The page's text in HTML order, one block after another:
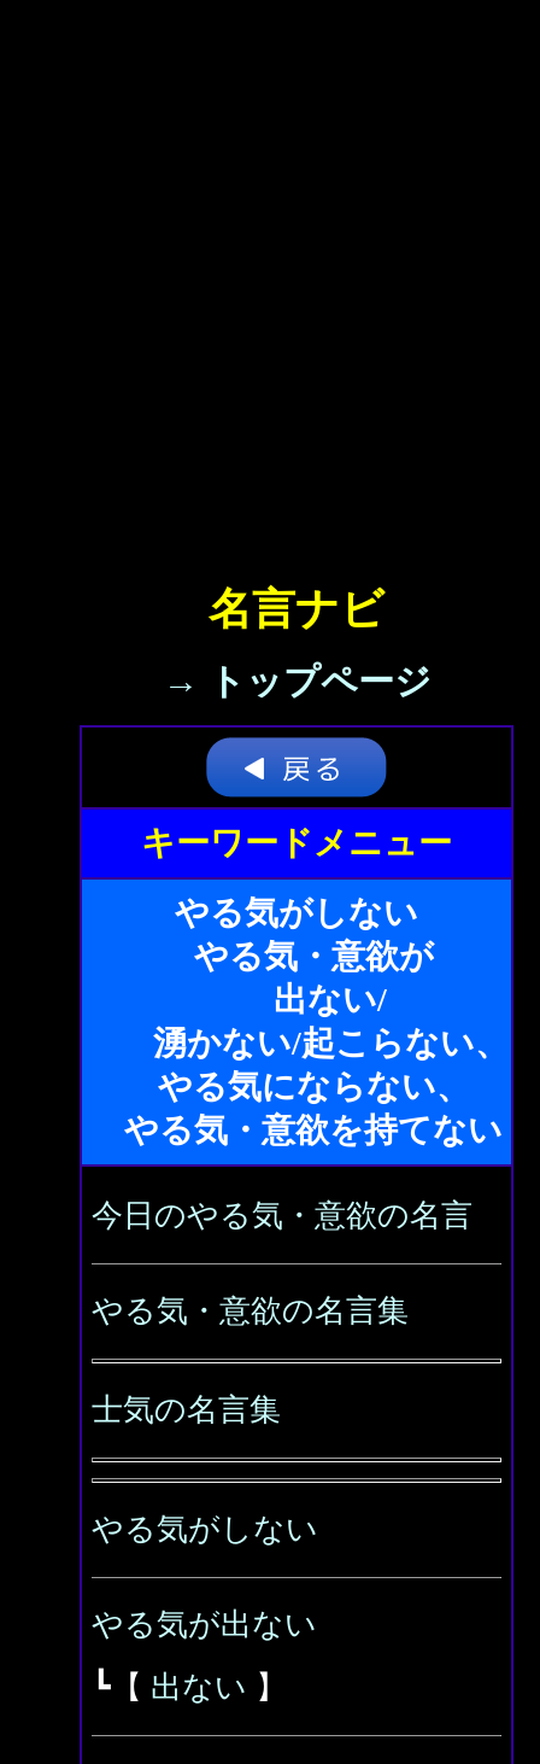
名言ナビ
→ トップページ
キーワードメニュー
やる気がしない
やる気・意欲が
出ない/
湧かない/起こらない、
やる気にならない、
やる気・意欲を持てない
今日のやる気・意欲の名言
やる気・意欲の名言集
士気の名言集
やる気がしない
やる気が出ない
┗【 出ない 】